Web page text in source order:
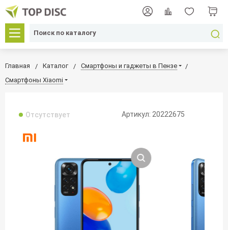
Главная Каталог
Смартфоны и гаджеты в Пензе
Смартфоны Xiaomi
Отсутствует Артикул: 20222675